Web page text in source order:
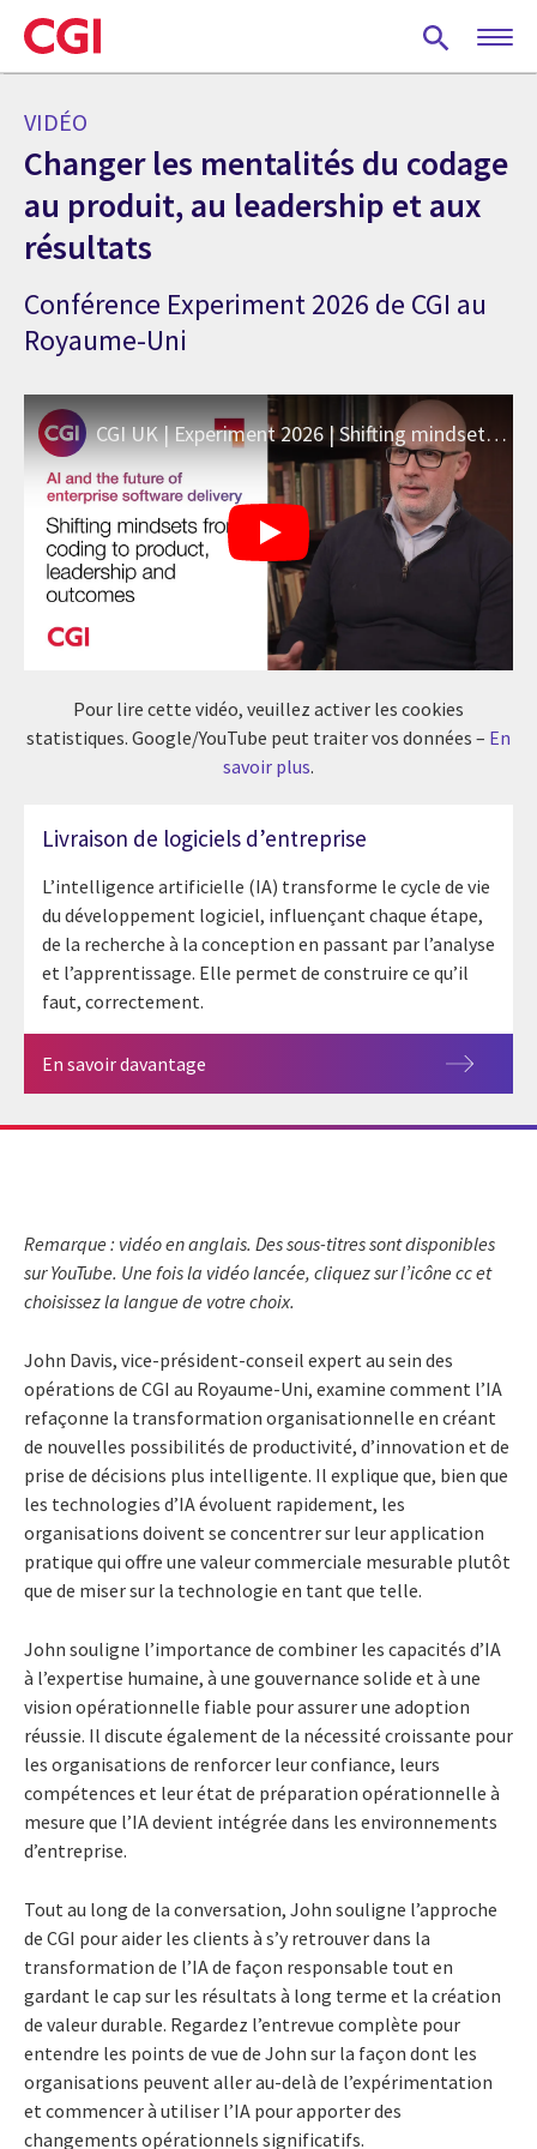
Skip
to
main
VIDÉO
Changer les mentalités du codage
au produit, au leadership et aux
résultats
Conférence Experiment 2026 de CGI au
Royaume-Uni
CGI UK | Experiment 2026 | Shifting mindsets from coding to product, leadership and outcomes
Pour lire cette vidéo, veuillez activer les cookies
statistiques. Google/YouTube peut traiter vos données – En
savoir plus.
Livraison de logiciels d’entreprise
L’intelligence artificielle (IA) transforme le cycle de vie
du développement logiciel, influençant chaque étape,
de la recherche à la conception en passant par l’analyse
et l’apprentissage. Elle permet de construire ce qu’il
faut, correctement.
En savoir davantage
Remarque : vidéo en anglais. Des sous-titres sont disponibles
sur YouTube. Une fois la vidéo lancée, cliquez sur l’icône cc et
choisissez la langue de votre choix.
John Davis, vice-président-conseil expert au sein des
opérations de CGI au Royaume-Uni, examine comment l’IA
refaçonne la transformation organisationnelle en créant
de nouvelles possibilités de productivité, d’innovation et de
prise de décisions plus intelligente. Il explique que, bien que
les technologies d’IA évoluent rapidement, les
organisations doivent se concentrer sur leur application
pratique qui offre une valeur commerciale mesurable plutôt
que de miser sur la technologie en tant que telle.
John souligne l’importance de combiner les capacités d’IA
à l’expertise humaine, à une gouvernance solide et à une
vision opérationnelle fiable pour assurer une adoption
réussie. Il discute également de la nécessité croissante pour
les organisations de renforcer leur confiance, leurs
compétences et leur état de préparation opérationnelle à
mesure que l’IA devient intégrée dans les environnements
d’entreprise.
Tout au long de la conversation, John souligne l’approche
de CGI pour aider les clients à s’y retrouver dans la
transformation de l’IA de façon responsable tout en
gardant le cap sur les résultats à long terme et la création
de valeur durable. Regardez l’entrevue complète pour
entendre les points de vue de John sur la façon dont les
organisations peuvent aller au-delà de l’expérimentation
et commencer à utiliser l’IA pour apporter des
changements opérationnels significatifs.